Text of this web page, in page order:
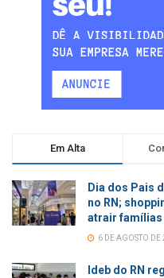
Em Alta
Dia dos Pais
no RN;
atrair famílias
6 DE AGOSTO
Ideb do RN